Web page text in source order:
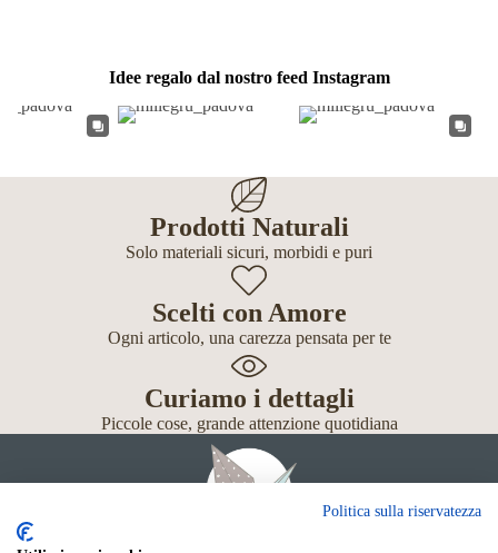
Idee regalo dal nostro feed Instagram
Prodotti Naturali
Solo materiali sicuri, morbidi e puri
Scelti con Amore
Ogni articolo, una carezza pensata per te
Curiamo i dettagli
Piccole cose, grande attenzione quotidiana
Politica sulla riservatezza